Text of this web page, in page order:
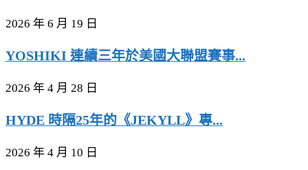
2026 年 6 月 19 日
YOSHIKI 連續三年於美國大聯盟賽事...
2026 年 4 月 28 日
HYDE 時隔25年的《JEKYLL》專...
2026 年 4 月 10 日